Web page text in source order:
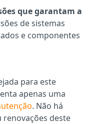
que garantam a
de sistemas
e componentes
para este
apenas uma
. Não há
renovações deste